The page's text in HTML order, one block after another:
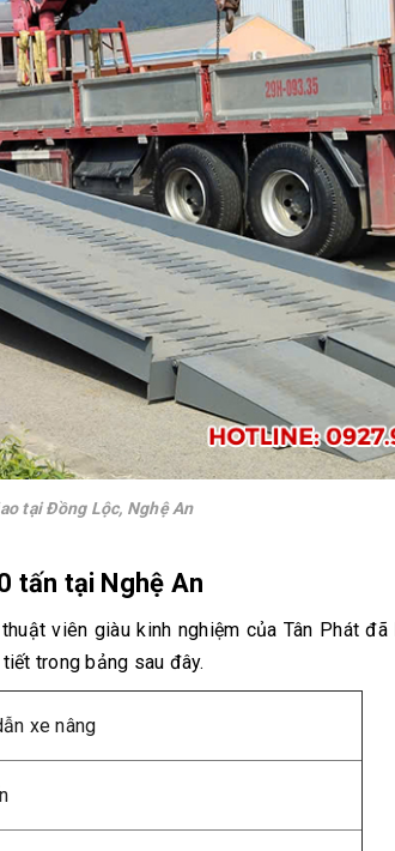
tại Đồng Lộc, Nghệ An
tấn tại Nghệ An
viên giàu kinh nghiệm của Tân Phát đã
trong bảng sau đây.
xe nâng